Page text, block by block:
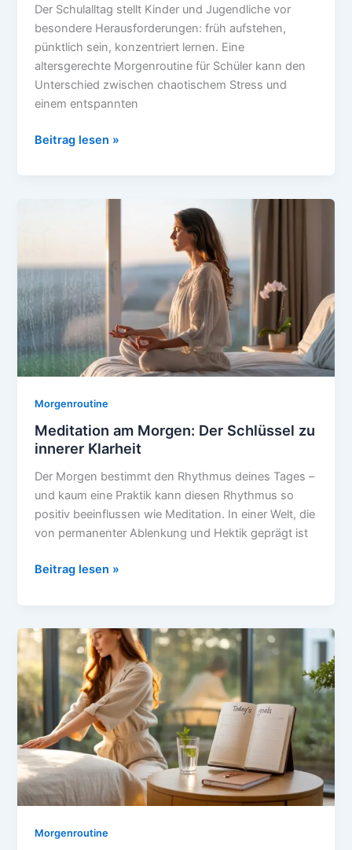
Der Schulalltag stellt Kinder und Jugendliche vor
besondere Herausforderungen: früh aufstehen,
pünktlich sein, konzentriert lernen. Eine
altersgerechte Morgenroutine für Schüler kann den
Unterschied zwischen chaotischem Stress und
einem entspannten
Morgenroutine
den
Tag
Beitrag lesen »
Morgenroutine
Meditation am Morgen: Der Schlüssel zu
innerer Klarheit
Der Morgen bestimmt den Rhythmus deines Tages –
und kaum eine Praktik kann diesen Rhythmus so
positiv beeinflussen wie Meditation. In einer Welt, die
von permanenter Ablenkung und Hektik geprägt ist
Meditation
Der
Schlüssel
zu
innerer
Klarheit
Beitrag lesen »
Morgenroutine